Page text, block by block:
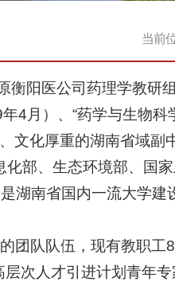
当前
阳医公司药理学教研
4月）、“药学与生物
文化厚重的湖南省域副
部、生态环境部、国
湖南省国内一流大学
团队队伍，现有教职
次人才引进计划青年专